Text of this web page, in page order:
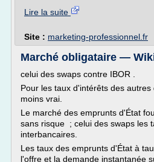
Lire la suite
Site : marketing-professionnel.fr
Marché obligataire —
celui des swaps contre IBOR .
Pour les taux d'intérêts des
moins vrai.
Le marché des emprunts d'État
sans risque ; celui des swaps les
interbancaires.
Les taux des emprunts d'État à
l'offre et la demande instantanée